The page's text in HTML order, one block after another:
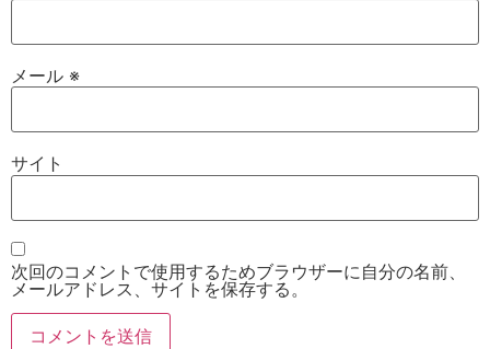
メール ※
サイト
次回のコメントで使用するためブラウザーに自分の名前、
メールアドレス、サイトを保存する。